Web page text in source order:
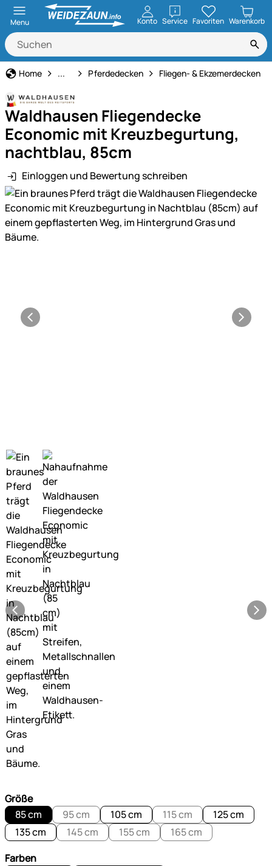
Menu Konto ServiceöffnenFavoriten Warenkorb
Home Pferdehaltung
... Pferdedecken Fliegen- & Ekzemerdecken
Waldhausen Fliegendecke
Economic mit Kreuzbegurtung,
nachtblau, 85cm
Einloggen und Bewertung schreiben
Produktgalerie
Größe
85 cm
95 cm 105 cm 115 cm
125 cm
135 cm
145 cm 155 cm
165 cm
Farben